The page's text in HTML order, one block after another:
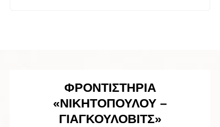
ΦΡΟΝΤΙΣΤΉΡΙΑ
«ΝΙΚΗΤΟΠΟΥΛΟΥ –
ΓΙΑΓΚΟΥΛΟΒΙΤΣ»